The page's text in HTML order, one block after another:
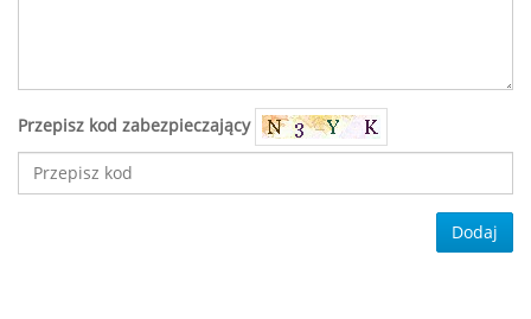
Przepisz kod zabezpieczający
Dodaj